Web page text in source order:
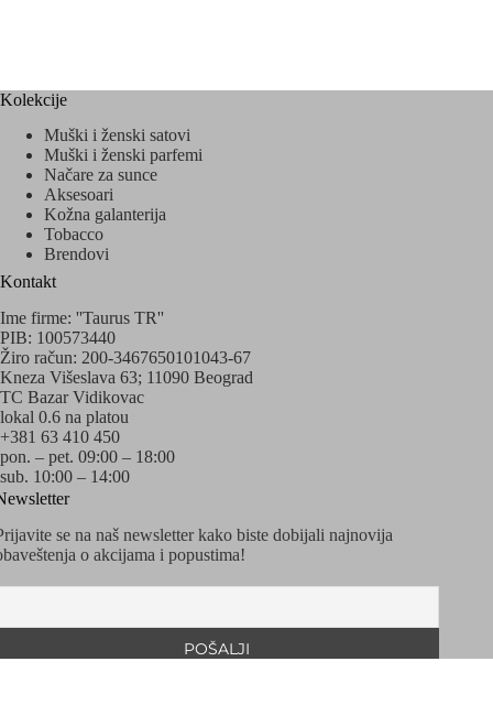
Kolekcije
Muški i ženski satovi
Muški i ženski parfemi
Načare za sunce
Aksesoari
Kožna galanterija
Tobacco
Brendovi
Kontakt
Ime firme: ''Taurus TR''
PIB: 100573440
Žiro račun: 200-3467650101043-67
Kneza Višeslava 63; 11090 Beograd
TC Bazar Vidikovac
lokal 0.6 na platou
+381 63 410 450
pon. – pet. 09:00 – 18:00
sub. 10:00 – 14:00
se na naš newsletter kako biste dobijali najnovija
o akcijama i popustima!